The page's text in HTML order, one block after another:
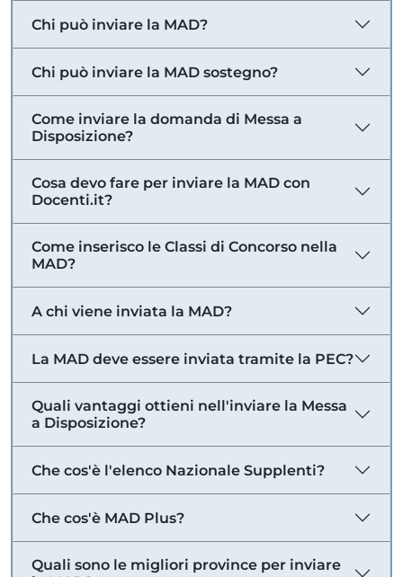
Chi può inviare la MAD?
Chi può inviare la MAD sostegno?
Come inviare la domanda di Messa a
Disposizione?
Cosa devo fare per inviare la MAD con
Docenti.it?
Come inserisco le Classi di Concorso nella
MAD?
A chi viene inviata la MAD?
La MAD deve essere inviata tramite la PEC?
Quali vantaggi ottieni nell'inviare la Messa
a Disposizione?
Che cos'è l'elenco Nazionale Supplenti?
Che cos'è MAD Plus?
Quali sono le migliori province per inviare